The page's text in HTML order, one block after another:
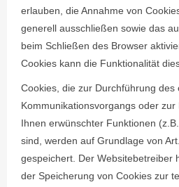
erlauben, die Annahme von
generell ausschließen sowie das
beim Schließen des Browser
Cookies kann die Funktionalität
Cookies, die zur Durchführung des
Kommunikationsvorgangs oder
Ihnen erwünschter Funktionen
sind, werden auf Grundlage von
gespeichert. Der Websitebetreiber
der Speicherung von Cookies zur